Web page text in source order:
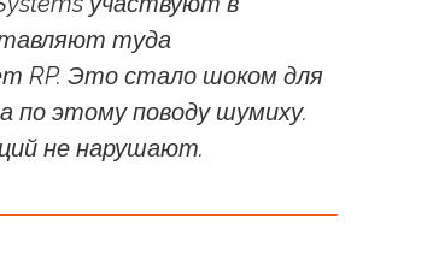
туда
RP. Это стало шоком для
по этому поводу шумиху.
не нарушают.